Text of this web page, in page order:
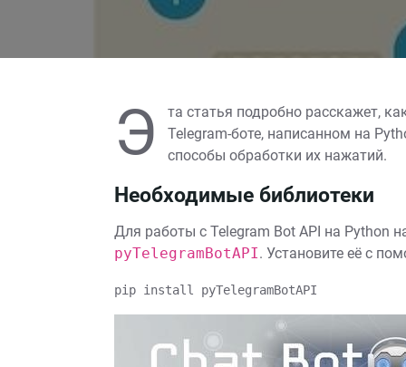
Э
та статья подробно расскажет,
Telegram-боте, написанном на
способы обработки их нажатий.
Необходимые библиотеки
Для работы с Telegram Bot API на Python
pyTelegramBotAPI. Установите её с
pip install pyTelegramBotAPI